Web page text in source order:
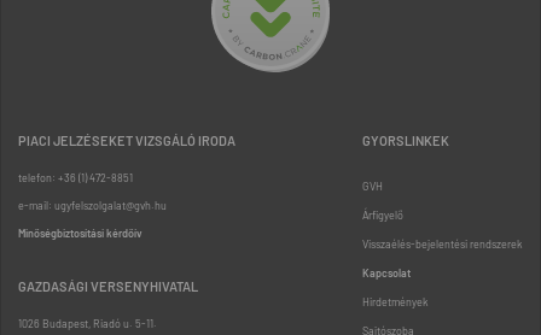
PIACI JELZÉSEKET VIZSGÁLÓ IRODA
telefon: +36 (1) 472-8851
e-mail: ugyfelszolgalat@gvh.hu
Minőségbiztosítási kérdőív
GAZDASÁGI VERSENYHIVATAL
1026 Budapest, Riadó u. 5-11.
GYORSLINKEK
GVH
Árfigyelő
Visszaélés-bejelentési rendszerek
Kapcsolat
Hirdetmények
Sajtószoba